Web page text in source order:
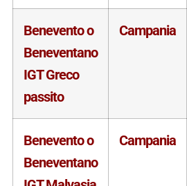
Benevento o
Beneventano
IGT Greco
passito
Campania
Benevento o
Beneventano
Campania